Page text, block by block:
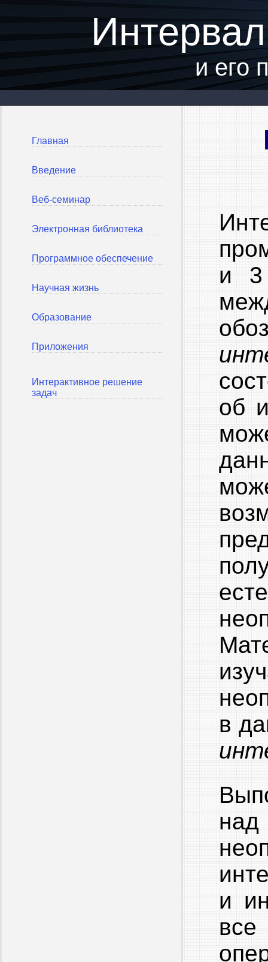
и его
Главная
Введение
Веб-семинар
Электронная библиотека
Программное обеспечение
Научная жизнь
Образование
Приложения
Интерактивное решение
задач
и 3
об
в
над
и